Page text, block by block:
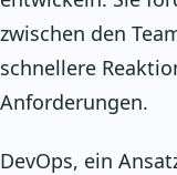
zwischen den
schnellere
Anforderungen.
DevOps, ein